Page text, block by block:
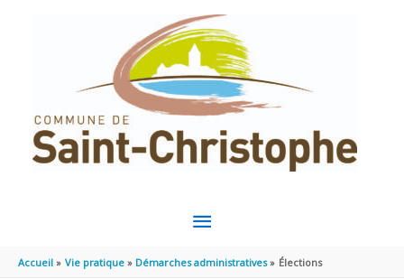
MENU
PRINCIPAL
Accueil Vie pratique Démarches administratives Élections